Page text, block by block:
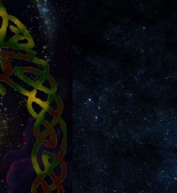
de films